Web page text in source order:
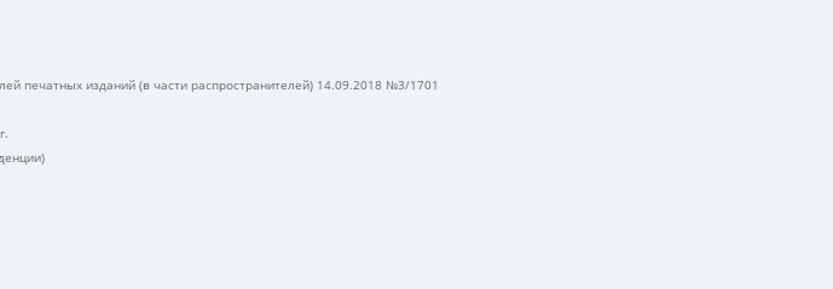
печатных изданий (в части распространителей) 14.09.2018 №3/1701